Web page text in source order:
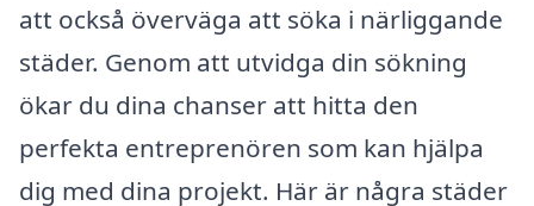
att också överväga att söka i närliggande
städer. Genom att utvidga din sökning
ökar du dina chanser att hitta den
perfekta entreprenören som kan hjälpa
dig med dina projekt. Här är några städer